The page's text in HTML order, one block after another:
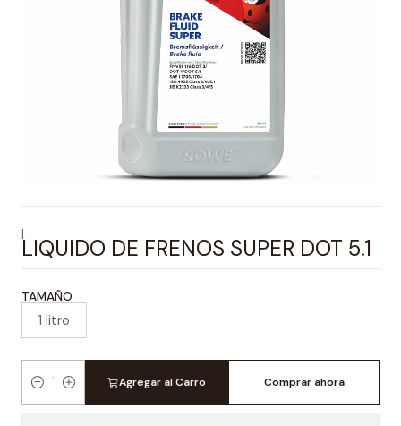
|
LIQUIDO DE FRENOS SUPER DOT 5.1
TAMAÑO
1 litro
Cantidad
Agregar al Carro Comprar ahora